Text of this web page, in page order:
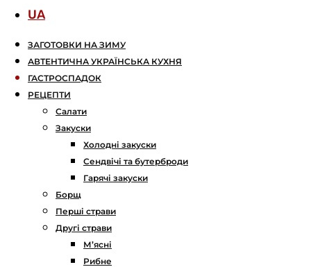
UA
ЗАГОТОВКИ НА ЗИМУ
АВТЕНТИЧНА УКРАЇНСЬКА КУХНЯ
ГАСТРОСПАДОК
РЕЦЕПТИ
Салати
Закуски
Холодні закуски
Сендвічі та бутерброди
Гарячі закуски
Борщ
Перші страви
Другі страви
М’ясні
Рибне